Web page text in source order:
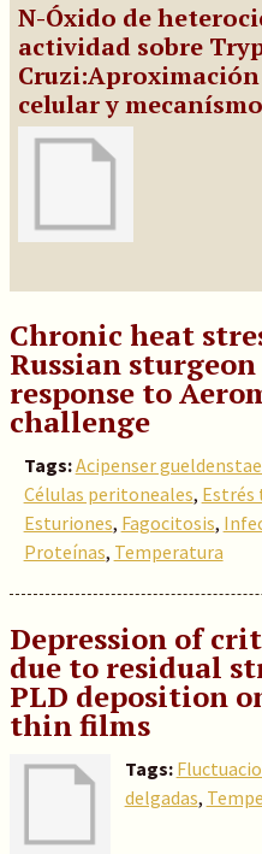
N-Óxido de
actividad sobre
celular y
Chronic heat
Russian
response to
challenge
Tags:Acipenser
Células peritoneales, Estrés
Esturiones, Fagocitosis,
Proteínas, Temperatura
Depression of
due to residual
PLD deposition
thin films
Tags:
delgadas,